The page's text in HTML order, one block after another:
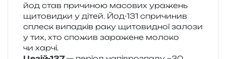
йод став при­чи­ною масо­вих ура­жень
щито­вид­ки у дітей. Йод-131 спри­чи­нив
сплеск випад­ків раку щито­ви­дної зало­зи
у тих, хто спо­жив зара­же­не моло­ко
чи харчі.